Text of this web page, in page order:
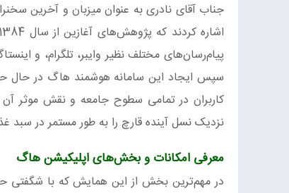
جناب آقای نادری به عنوان میزبان و آخرین
سپس ایجاد این سامانه هوشمند هاگ در
کاربران در تمامی سطوح جامعه و نقش موثر
نزدیک نسل آینده قارچ را به طور مستمر در سبد
معرفی امکانات و بخش‌های اپلیکیشن هاگ
در مهم‌ترین بخش از این همایش که با شگفتی